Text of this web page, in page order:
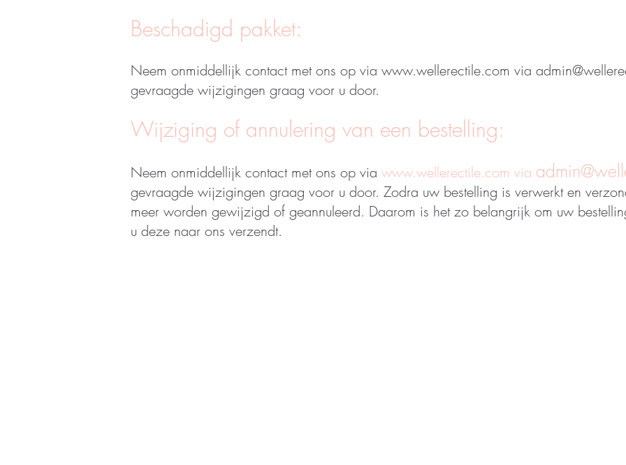
Beschadigd pakket:
Neem onmiddellijk contact met ons op via www.wellerectile.com via
gevraagde wijzigingen graag voor u door.
Wijziging of annulering van een bestelling:
Neem onmiddellijk contact met ons op via www.wellerectile.com via
gevraagde wijzigingen graag voor u door. Zodra uw bestelling is verwerkt en
meer worden gewijzigd of geannuleerd. Daarom is het zo belangrijk om uw
u deze naar ons verzendt.